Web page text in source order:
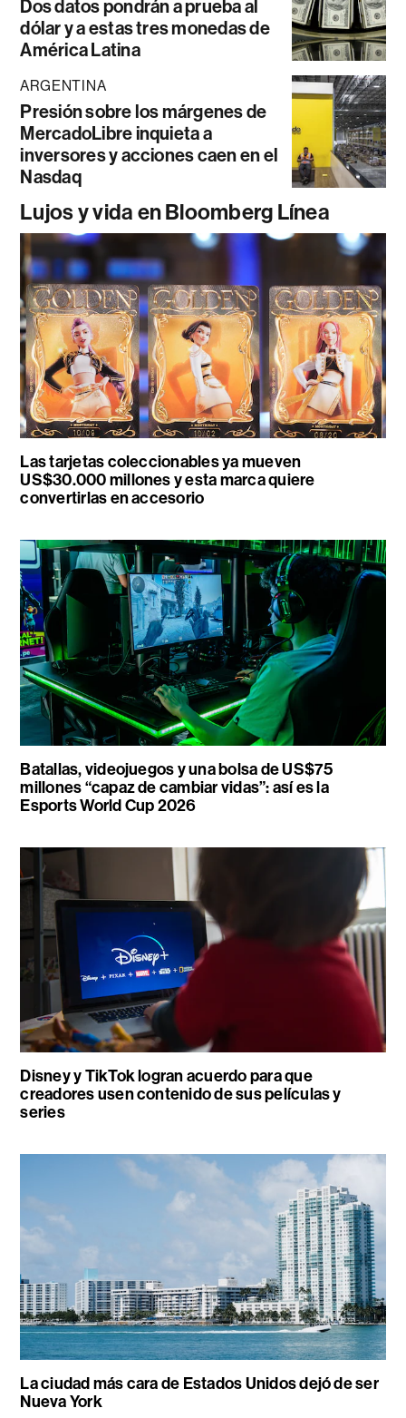
Dos datos pondrán a prueba al
dólar y a estas tres monedas de
América Latina
ARGENTINA
Presión sobre los márgenes de
MercadoLibre inquieta a
inversores y acciones caen en el
Nasdaq
Lujos y vida en Bloomberg Línea
Las tarjetas coleccionables ya mueven
US$30.000 millones y esta marca quiere
convertirlas en accesorio
Batallas, videojuegos y una bolsa de US$75
millones “capaz de cambiar vidas”: así es la
Esports World Cup 2026
Disney y TikTok logran acuerdo para que
creadores usen contenido de sus películas y
series
La ciudad más cara de Estados Unidos dejó de ser
Nueva York